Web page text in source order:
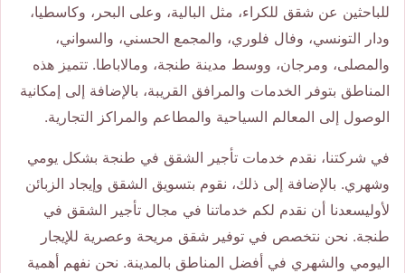
للباحثين عن شقق للكراء، مثل البالية، وعلى البحر، وكاسطيا،
ودار التونسي، وفال فلوري، والمجمع الحسني، والسواني،
والمصلى، ومرجان، ووسط مدينة طنجة، ومالاباطا. تتميز هذه
المناطق بتوفر الخدمات والمرافق القريبة، بالإضافة إلى إمكانية
الوصول إلى المعالم السياحية والمطاعم والمراكز التجارية.
في شركتنا، نقدم خدمات تأجير الشقق في طنجة بشكل يومي
وشهري. بالإضافة إلى ذلك، نقوم بتسويق الشقق وإيجاد الزبائن
لأوليسعدنا أن نقدم لكم خدماتنا في مجال تأجير الشقق في
طنجة. نحن نتخصص في توفير شقق مريحة وعصرية للإيجار
اليومي والشهري في أفضل المناطق بالمدينة. نحن نفهم أهمية